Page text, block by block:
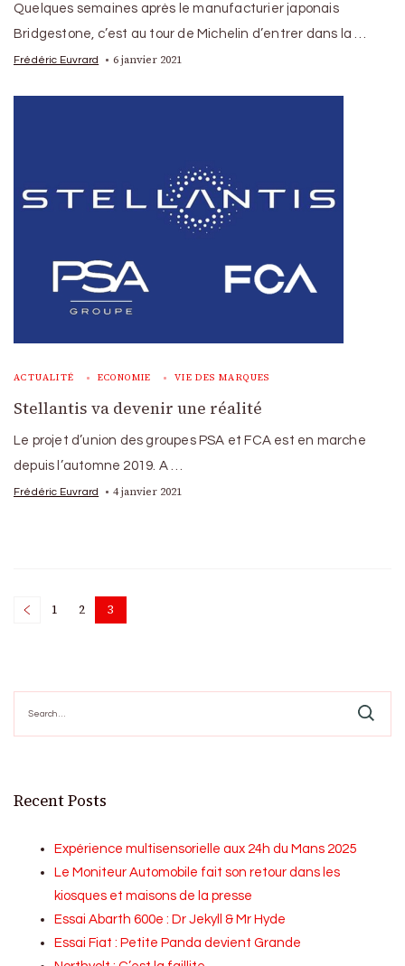
Quelques semaines après le manufacturier japonais
Bridgestone, c’est au tour de Michelin d’entrer dans la …
Frédéric Euvrard 6 janvier 2021
ACTUALITÉ ECONOMIE VIE DES MARQUES
Stellantis va devenir une réalité
Le projet d’union des groupes PSA et FCA est en marche
depuis l’automne 2019. A …
Frédéric Euvrard 4 janvier 2021
Posts
Page
1 Page
2 Page
3
for:
Recent Posts
Expérience multisensorielle aux 24h du Mans 2025
Le Moniteur Automobile fait son retour dans les
kiosques et maisons de la presse
Essai Abarth 600e : Dr Jekyll & Mr Hyde
Essai Fiat : Petite Panda devient Grande